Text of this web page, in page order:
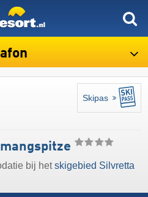
Skipas
bij hetskigebied Silvretta